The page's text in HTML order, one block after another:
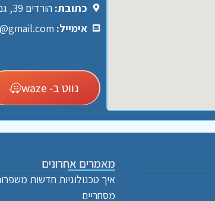
כתובת: הורדים 39, גני יהודה
אימייל:
נווט ב- waze
מאמרים אחרונים
איך טכנולוגיות חדשות
מסחריים